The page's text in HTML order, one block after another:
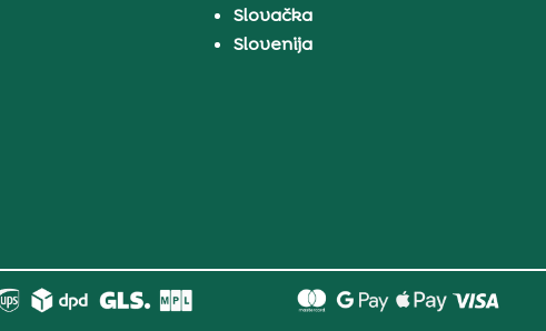
Slovačka
Slovenija